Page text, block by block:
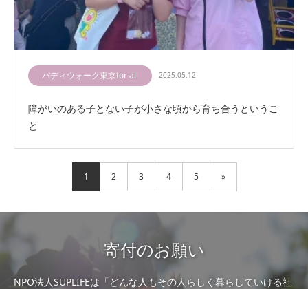
バディウォーク東京for all 2025.05.12
障がいのある子とない子が小さな頃から育ち合うというこ
と
1 2 3 4 5 »
寄付のお願い
NPO法人SUPLIFEは「どんな人もその人らしく暮らしていける社